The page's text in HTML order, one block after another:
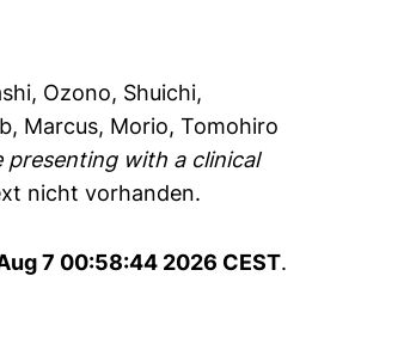
, Ozono, Shuichi,
Marcus, Morio, Tomohiro
presenting with a clinical
nicht vorhanden.
7 00:58:44 2026 CEST.